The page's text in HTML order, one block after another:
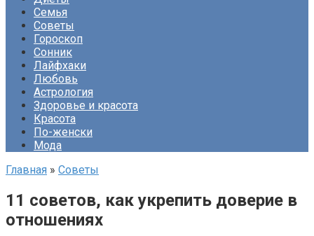
Семья
Советы
Гороскоп
Сонник
Лайфхаки
Любовь
Астрология
Здоровье и красота
Красота
По-женски
Мода
Главная » Советы
11 советов, как укрепить доверие в
отношениях